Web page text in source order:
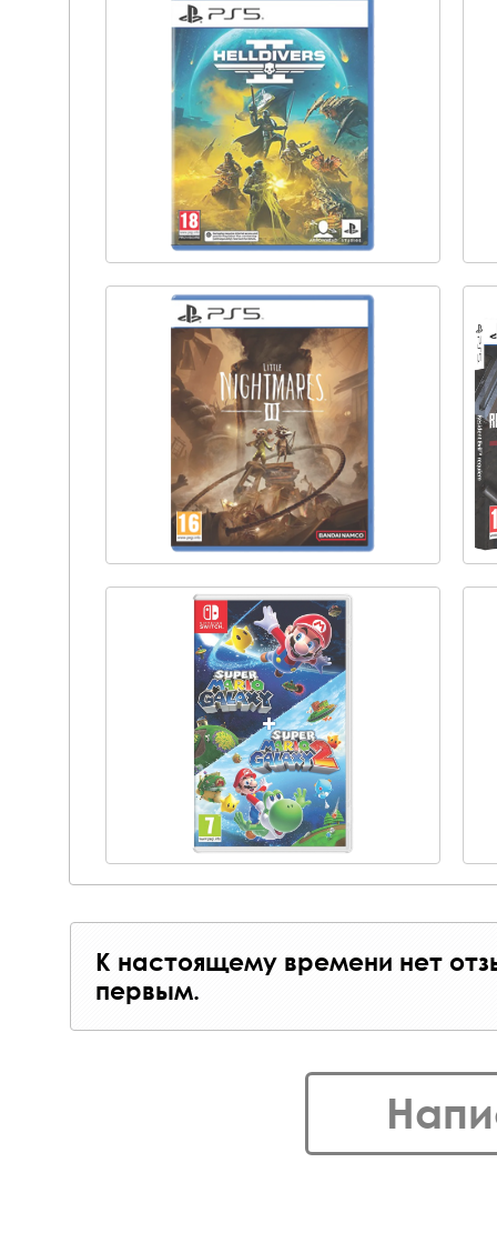
К настоящему времени нет
первым.